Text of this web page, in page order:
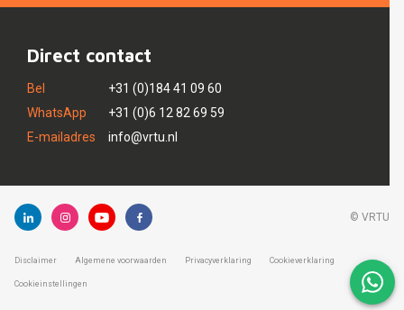
Direct contact
Bel
+31 (0)184 41 09 60
WhatsApp
+31 (0)6 12 82 69 59
E-mailadres
info@vrtu.nl
© VRTU
Disclaimer Algemene voorwaarden Privacyverklaring Cookieverklaring
Cookieinstellingen